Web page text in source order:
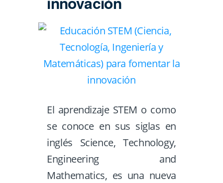
El aprendizaje STEM o como
se conoce en sus siglas en
inglés Science, Technology,
Engineering and
Mathematics, es una nueva